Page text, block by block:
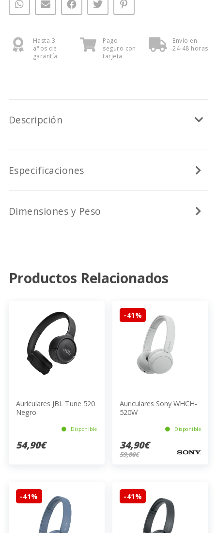
Hasta 3
años de
garantía
Pago
seguro con
tarjeta
Envío en
24-48 horas
Descripción
Especificaciones
Dimensiones y Peso
Productos Relacionados
Auriculares JBL Tune 520
Negro
Disponible
54,90€
-41%
Auriculares Sony WHCH-
520W
Disponible
34,90€
59,00€
-41% -41%